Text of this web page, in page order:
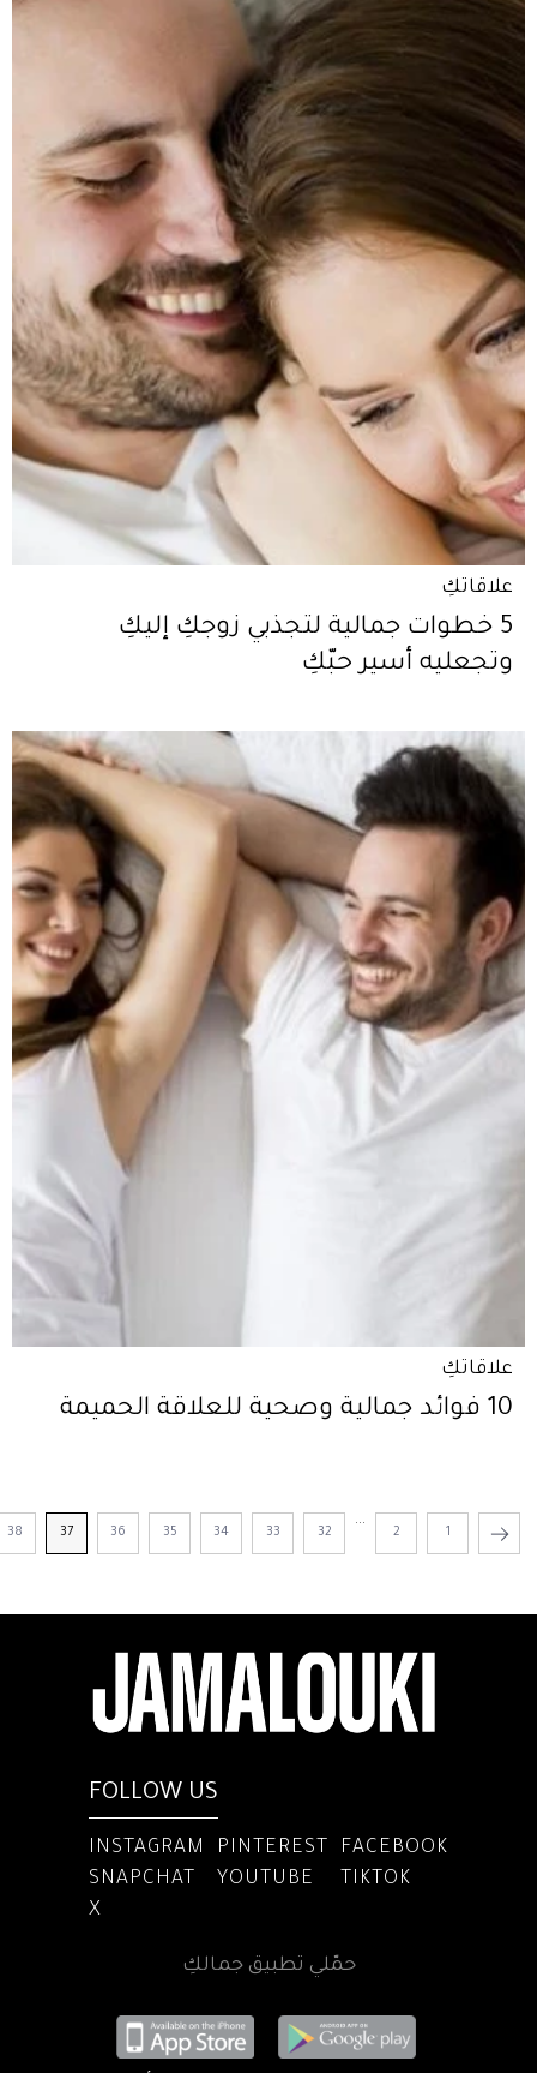
علاقاتكِ
5 خطوات جمالية لتجذبي زوجكِ إليكِ
وتجعليه أسير حبّكِ
علاقاتكِ
10 فوائد جمالية وصحية للعلاقة الحميمة
1
2
...
32
33
34
35
36
37
38
FOLLOW US
INSTAGRAM PINTEREST
FACEBOOK
SNAPCHAT
YOUTUBE
TIKTOK
X
حمّلي تطبيق جمالكِ